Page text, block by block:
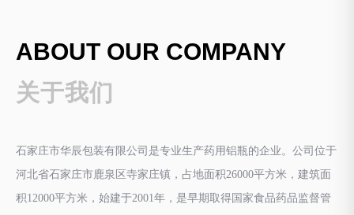
ABOUT OUR COMPANY
关于我们
石家庄市华辰包装有限公司是专业生产药用铝瓶的企业。公司位于
河北省石家庄市鹿泉区寺家庄镇，占地面积26000平方米，建筑面
积12000平方米，始建于2001年，是早期取得国家食品药品监督管